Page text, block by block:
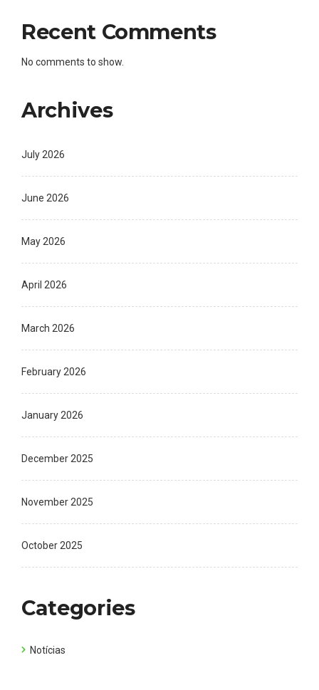
Recent Comments
No comments to show.
Archives
July 2026
June 2026
May 2026
April 2026
March 2026
February 2026
January 2026
December 2025
November 2025
October 2025
Categories
Notícias